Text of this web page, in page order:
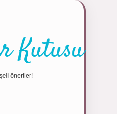
Kutusu
öneriler!